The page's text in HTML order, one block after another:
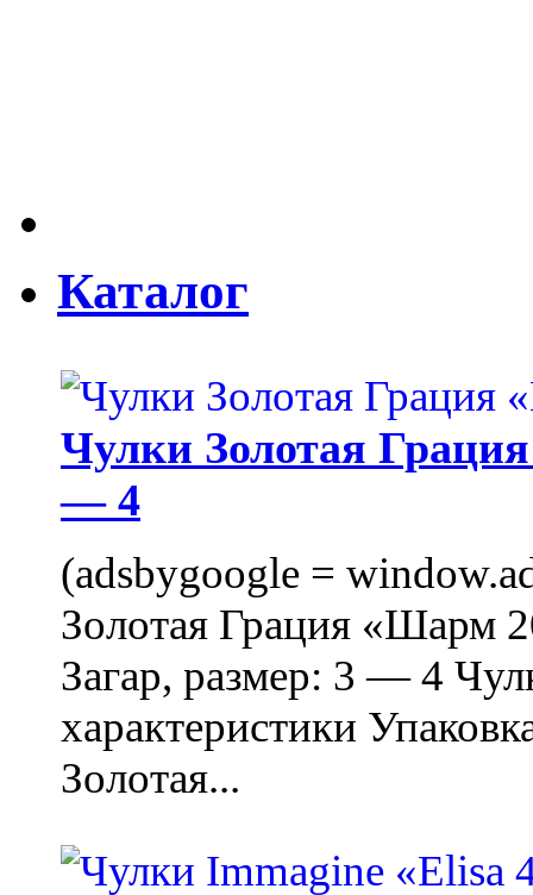
Каталог
Чулки Золотая
— 4
(adsbygoogle =
Золотая Грация «Шарм
Загар, размер: 3 — 4
характеристики
Золотая...